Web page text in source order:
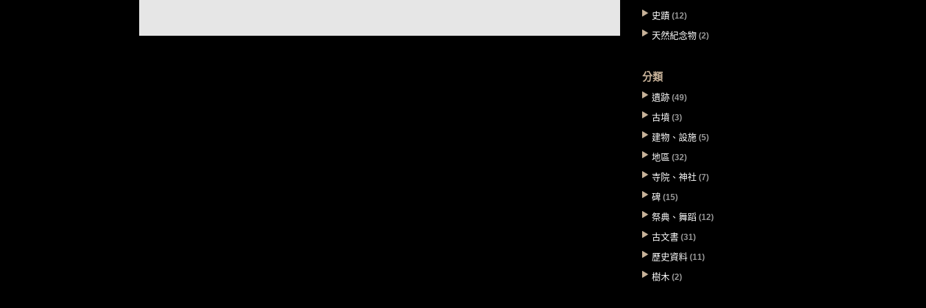
史蹟 (12)
天然紀念物 (2)
分類
遺跡 (49)
古墳 (3)
建物、設施 (5)
地區 (32)
寺院、神社 (7)
碑 (15)
祭典、舞蹈 (12)
古文書 (31)
歷史資料 (11)
樹木 (2)